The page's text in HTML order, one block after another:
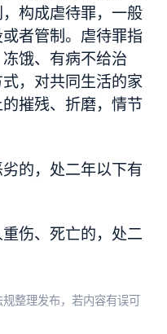
构成虐待罪，一般
者管制。虐待罪指
饿、有病不给治
，对共同生活的家
摧残、折磨，情节
的，处二年以下有
伤、死亡的，处二
整理发布，若内容有误可